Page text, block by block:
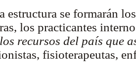
estructura se formarán
los practicantes
recursos del país que
fisioterapeutas,